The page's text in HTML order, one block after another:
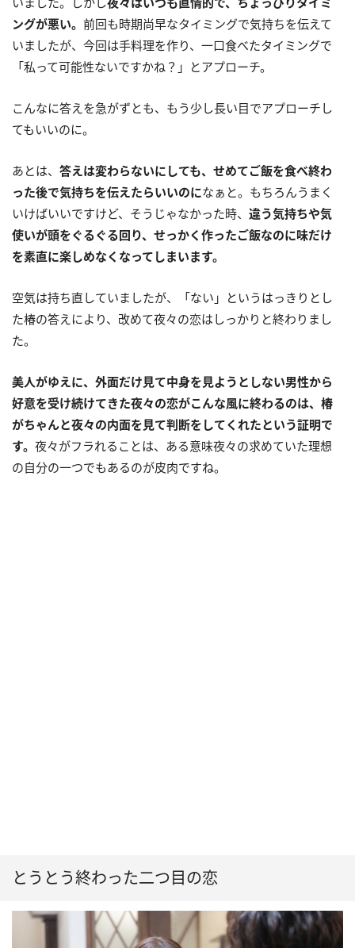
ングが悪い。 前回も時期尚早なタイミングで気持ちを伝えて
いましたが、今回は手料理を作り、一口食べたタイミングで
「私って可能性ないですかね？」とアプローチ。
こんなに答えを急がずとも、もう少し長い目でアプローチし
てもいいのに。
あとは、 答えは変わらないにしても、せめてご飯を食べ終わ
った後で気持ちを伝えたらいいのになぁと。もちろんうまく
いけばいいですけど、そうじゃなかった時、 違う気持ちや気
使いが頭をぐるぐる回り、せっかく作ったご飯なのに味だけ
を素直に楽しめなくなってしまいます。
空気は持ち直していましたが、「ない」というはっきりとし
た椿の答えにより、改めて夜々の恋はしっかりと終わりまし
た。
美人がゆえに、外面だけ見て中身を見ようとしない男性から
好意を受け続けてきた夜々の恋がこんな風に終わるのは、椿
がちゃんと夜々の内面を見て判断をしてくれたという証明で
す。 夜々がフラれることは、ある意味夜々の求めていた理想
の自分の一つでもあるのが皮肉ですね。
とうとう終わった二つ目の恋